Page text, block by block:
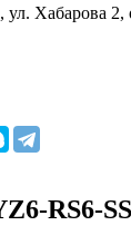
ул. Хабарова 2,
RS6-SS